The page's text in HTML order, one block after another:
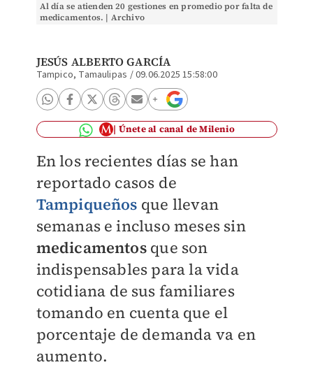
Al día se atienden 20 gestiones en promedio por falta de
medicamentos. | Archivo
JESÚS ALBERTO GARCÍA
Tampico, Tamaulipas /09.06.2025 15:58:00
Únete al canal de Milenio
En los recientes días se han
reportado casos de
Tampiqueños que llevan
semanas e incluso meses sin
medicamentosque son
indispensables para la vida
cotidiana de sus familiares
tomando en cuenta que el
porcentaje de demanda va en
aumento.